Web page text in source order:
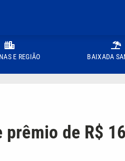
E REGIÃO BAIXADA
de R$